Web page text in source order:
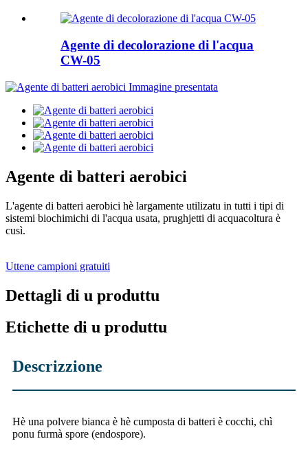
Agente di decolorazione di l'acqua
CW-05
Agente di batteri aerobici
L'agente di batteri aerobici hè largamente utilizatu in tutti i tipi di
sistemi biochimichi di l'acqua usata, prughjetti di acquacoltura è
cusì.
Uttene campioni gratuiti
Dettagli di u produttu
Etichette di u produttu
Descrizzione
Hè una polvere bianca è hè cumposta di batteri è cocchi, chì
ponu furmà spore (endospore).